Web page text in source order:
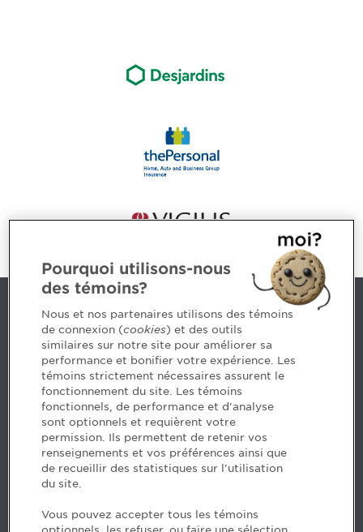
Contact us
5, Place Ville Marie, bureau 800, Montréal (Québec)
H3B 2G2
www.cpaquebec.ca
Questions? Ask our team >
Want to make the Order a part of your career? See
our job offers >
Facebook - Devenir CPA
Pourquoi utilisons-nous
des témoins?
Nous et nos partenaires utilisons des témoins
de connexion (cookies) et des outils
similaires sur notre site pour améliorer sa
performance et bonifier votre expérience. Les
témoins strictement nécessaires assurent le
fonctionnement du site. Les témoins
fonctionnels, de performance et d'analyse
sont optionnels et requièrent votre
permission. Ils permettent de retenir vos
renseignements et vos préférences ainsi que
de recueillir des statistiques sur l'utilisation
du site.
Vous pouvez accepter tous les témoins